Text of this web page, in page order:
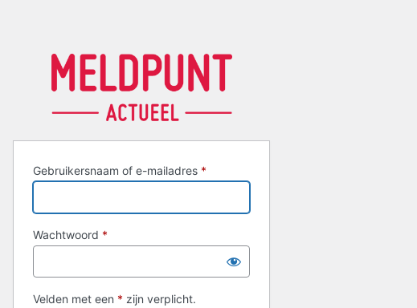
Gebruikersnaam of e-mailadres *
Wachtwoord *
Velden met een * zijn verplicht.